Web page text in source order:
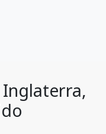
Inglaterra,